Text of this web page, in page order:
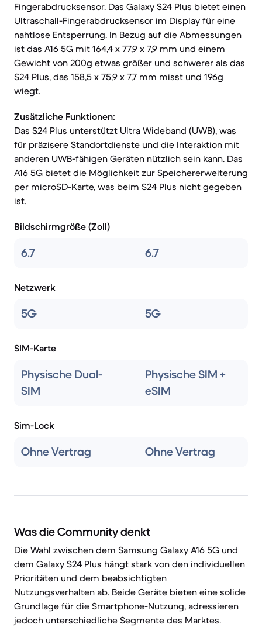
Fingerabdrucksensor. Das Galaxy S24 Plus bietet einen
Ultraschall-Fingerabdrucksensor im Display für eine
nahtlose Entsperrung. In Bezug auf die Abmessungen
ist das A16 5G mit 164,4 x 77,9 x 7,9 mm und einem
Gewicht von 200g etwas größer und schwerer als das
S24 Plus, das 158,5 x 75,9 x 7,7 mm misst und 196g
wiegt.
Zusätzliche Funktionen:
Das S24 Plus unterstützt Ultra Wideband (UWB), was
für präzisere Standortdienste und die Interaktion mit
anderen UWB-fähigen Geräten nützlich sein kann. Das
A16 5G bietet die Möglichkeit zur Speichererweiterung
per microSD-Karte, was beim S24 Plus nicht gegeben
ist.
Bildschirmgröße (Zoll)
6.7 6.7
Netzwerk
5G 5G
SIM-Karte
Physische Dual-
SIM
Physische SIM +
eSIM
Sim-Lock
Ohne Vertrag Ohne Vertrag
Was die Community denkt
Die Wahl zwischen dem Samsung Galaxy A16 5G und
dem Galaxy S24 Plus hängt stark von den individuellen
Prioritäten und dem beabsichtigten
Nutzungsverhalten ab. Beide Geräte bieten eine solide
Grundlage für die Smartphone-Nutzung, adressieren
jedoch unterschiedliche Segmente des Marktes.